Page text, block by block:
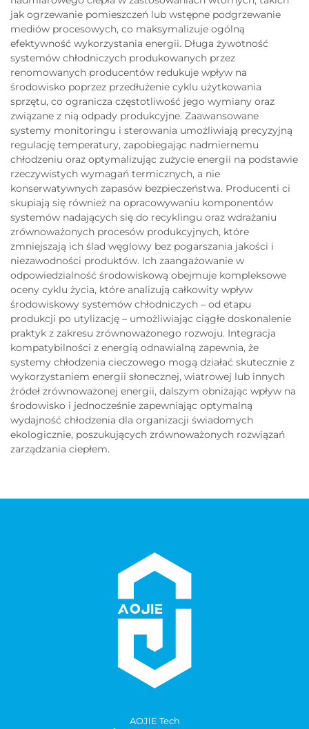
jak ogrzewanie pomieszczeń lub wstępne podgrzewanie
mediów procesowych, co maksymalizuje ogólną
efektywność wykorzystania energii. Długa żywotność
systemów chłodniczych produkowanych przez
renomowanych producentów redukuje wpływ na
środowisko poprzez przedłużenie cyklu użytkowania
sprzętu, co ogranicza częstotliwość jego wymiany oraz
związane z nią odpady produkcyjne. Zaawansowane
systemy monitoringu i sterowania umożliwiają precyzyjną
regulację temperatury, zapobiegając nadmiernemu
chłodzeniu oraz optymalizując zużycie energii na podstawie
rzeczywistych wymagań termicznych, a nie
konserwatywnych zapasów bezpieczeństwa. Producenti ci
skupiają się również na opracowywaniu komponentów
systemów nadających się do recyklingu oraz wdrażaniu
zrównoważonych procesów produkcyjnych, które
zmniejszają ich ślad węglowy bez pogarszania jakości i
niezawodności produktów. Ich zaangażowanie w
odpowiedzialność środowiskową obejmuje kompleksowe
oceny cyklu życia, które analizują całkowity wpływ
środowiskowy systemów chłodniczych – od etapu
produkcji po utylizację – umożliwiając ciągłe doskonalenie
praktyk z zakresu zrównoważonego rozwoju. Integracja
kompatybilności z energią odnawialną zapewnia, że
systemy chłodzenia cieczowego mogą działać skutecznie z
wykorzystaniem energii słonecznej, wiatrowej lub innych
źródeł zrównoważonej energii, dalszym obniżając wpływ na
środowisko i jednocześnie zapewniając optymalną
wydajność chłodzenia dla organizacji świadomych
ekologicznie, poszukujących zrównoważonych rozwiązań
zarządzania ciepłem.
AOJlE Tech